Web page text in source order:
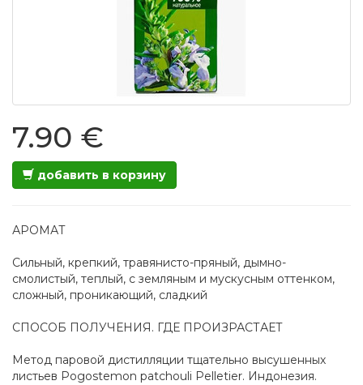
7.90 €
добавить в корзину
АРОМАТ
Сильный, крепкий, травянисто-пряный, дымно-
смолистый, теплый, с земляным и мускусным оттенком,
сложный, проникающий, сладкий
СПОСОБ ПОЛУЧЕНИЯ. ГДЕ ПРОИЗРАСТАЕТ
Метод паровой дистилляции тщательно высушенных
листьев Pogostemon patchouli Pelletier. Индонезия.